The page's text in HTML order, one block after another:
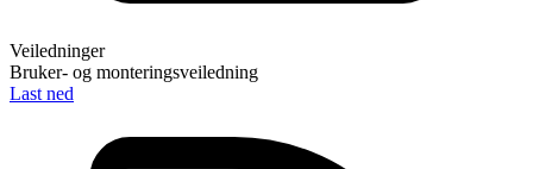
Veiledninger
Bruker- og monteringsveiledning
Last ned